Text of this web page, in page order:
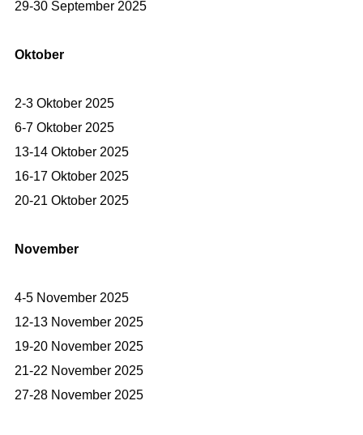
29-30 September 2025
Oktober
2-3 Oktober 2025
6-7 Oktober 2025
13-14 Oktober 2025
16-17 Oktober 2025
20-21 Oktober 2025
November
4-5 November 2025
12-13 November 2025
19-20 November 2025
21-22 November 2025
27-28 November 2025